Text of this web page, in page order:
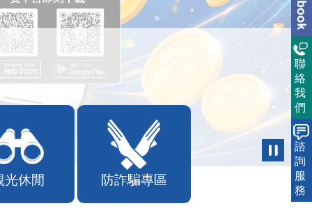
光休閒 防詐騙專區
聯
絡
我
們
諮
詢
服
務